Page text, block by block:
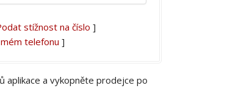
stížnost na číslo ]
telefonu ]
aplikace a vykopněte prodejce po